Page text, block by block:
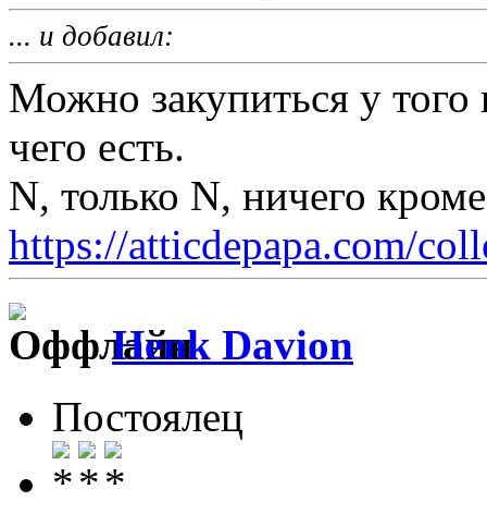
... и добавил:
Можно закупиться у того
чего есть.
N, только N, ничего
https://atticdepapa.com/
Henk Davion
Постоялец